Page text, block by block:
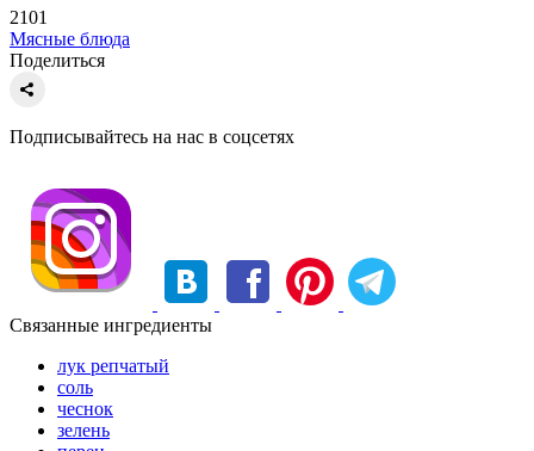
2101
Мясные блюда
Поделиться
Подписывайтесь на нас в соцсетях
Связанные ингредиенты
лук репчатый
соль
чеснок
зелень